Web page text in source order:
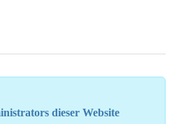
dieser Website